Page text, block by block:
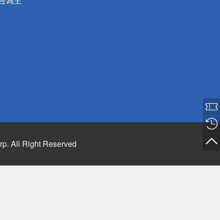
All Right Reserved